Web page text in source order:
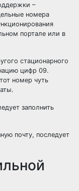
–
номера
портале или в
стационарного
цифр 09.
номер чуть
заполнить
почту, последует